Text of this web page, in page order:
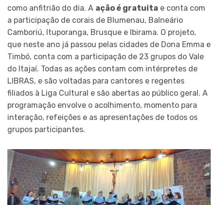
como anfitrião do dia. A ação é gratuita e conta com
a participação de corais de Blumenau, Balneário
Camboriú, Ituporanga, Brusque e Ibirama. O projeto,
que neste ano já passou pelas cidades de Dona Emma e
Timbó, conta com a participação de 23 grupos do Vale
do Itajaí. Todas as ações contam com intérpretes de
LIBRAS, e são voltadas para cantores e regentes
filiados à Liga Cultural e são abertas ao público geral. A
programação envolve o acolhimento, momento para
interação, refeições e as apresentações de todos os
grupos participantes.